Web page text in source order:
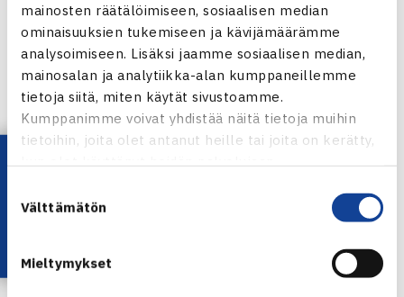
mainosten räätälöimiseen, sosiaalisen median
ominaisuuksien tukemiseen ja kävijämäärämme
analysoimiseen. Lisäksi jaamme sosiaalisen median,
mainosalan ja analytiikka-alan kumppaneillemme
tietoja siitä, miten käytät sivustoamme.
Kumppanimme voivat yhdistää näitä tietoja muihin
tietoihin, joita olet antanut heille tai joita on kerätty,
valinta
Välttämätön
Mieltymykset
Mitaliottelut
Loppuottelu
Smash- TaTS 2-1
Piia Suomalainen Smash – Ella Leivo TaTS 61 61, Johanna
Hyöty TaTS – Cecilia Estlander Smash 62 16 63,
Estlander/ Suomalainen Smash – Hyöty/Saana
Saarteinen TaTS 62 61
Pronssiottelu
Ninni Hietaniemi GVLK – Leia Kaukonen HVS 64 61, Heini
Salonen HVS – Anni Hietaniemi GVLK 61 60,
Lataa OmaTennis!